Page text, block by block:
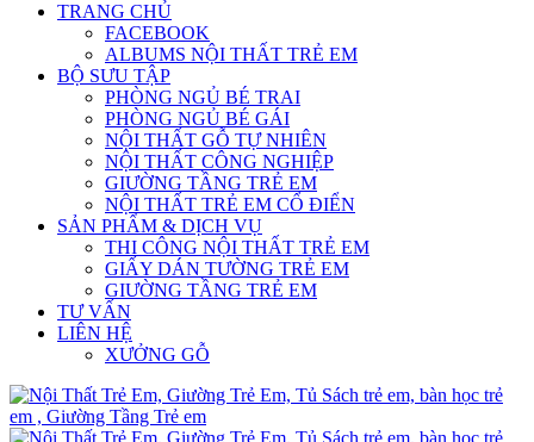
TRANG CHỦ
FACEBOOK
ALBUMS NỘI THẤT TRẺ EM
BỘ SƯU TẬP
PHÒNG NGỦ BÉ TRAI
PHÒNG NGỦ BÉ GÁI
NỘI THẤT GỖ TỰ NHIÊN
NỘI THẤT CÔNG NGHIỆP
GIƯỜNG TẦNG TRẺ EM
NỘI THẤT TRẺ EM CỔ ĐIỂN
SẢN PHẨM & DỊCH VỤ
THI CÔNG NỘI THẤT TRẺ EM
GIẤY DÁN TƯỜNG TRẺ EM
GIƯỜNG TẦNG TRẺ EM
TƯ VẤN
LIÊN HỆ
XƯỞNG GỖ